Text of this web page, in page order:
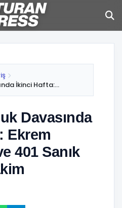
İkinci Hafta:...
Davasında
Ekrem
401 Sanık